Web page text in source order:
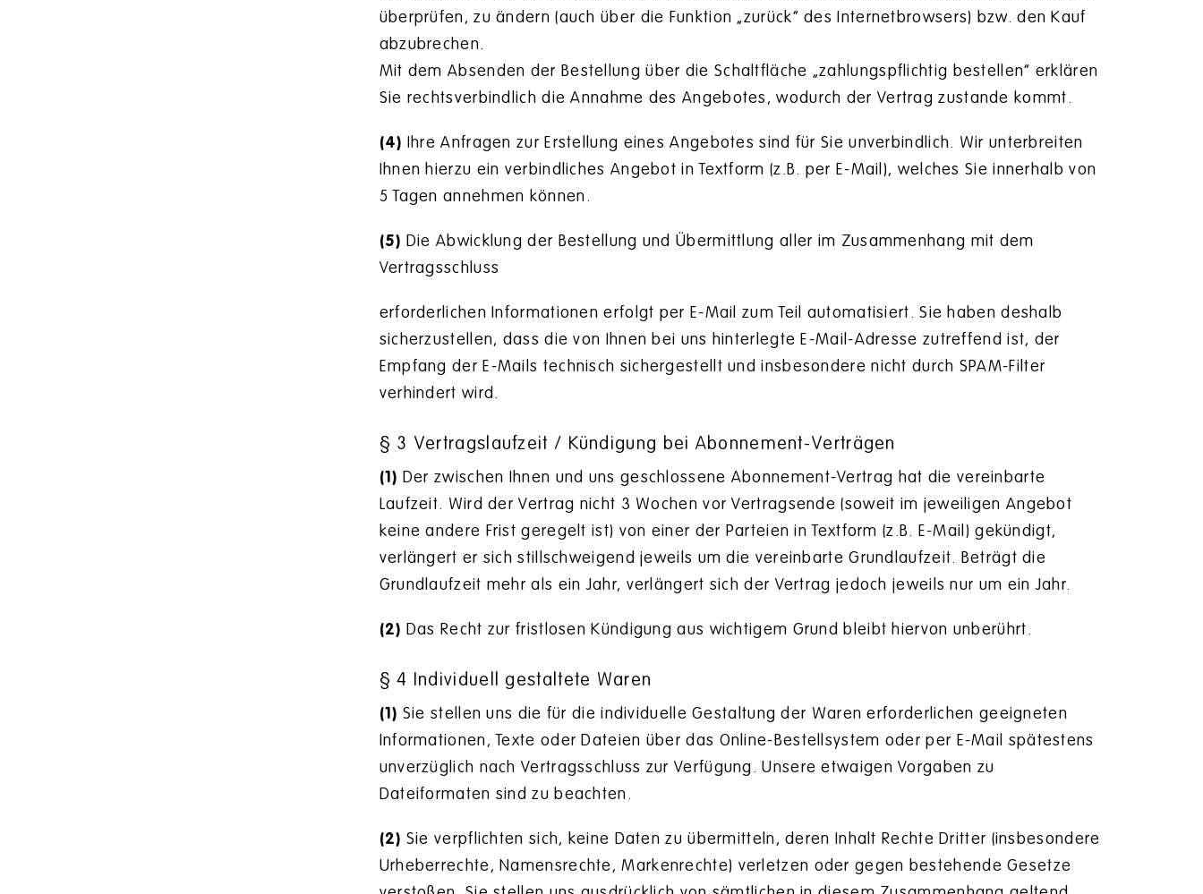
überprüfen, zu ändern (auch über die Funktion „zurück“ des Internetbrowsers) bzw. den Kauf
abzubrechen.
Mit dem Absenden der Bestellung über die Schaltfläche „zahlungspflichtig bestellen“ erklären
Sie rechtsverbindlich die Annahme des Angebotes, wodurch der Vertrag zustande kommt.
(4) Ihre Anfragen zur Erstellung eines Angebotes sind für Sie unverbindlich. Wir unterbreiten
Ihnen hierzu ein verbindliches Angebot in Textform (z.B. per E-Mail), welches Sie innerhalb von
5 Tagen annehmen können.
(5) Die Abwicklung der Bestellung und Übermittlung aller im Zusammenhang mit dem
Vertragsschluss
erforderlichen Informationen erfolgt per E-Mail zum Teil automatisiert. Sie haben deshalb
sicherzustellen, dass die von Ihnen bei uns hinterlegte E-Mail-Adresse zutreffend ist, der
Empfang der E-Mails technisch sichergestellt und insbesondere nicht durch SPAM-Filter
verhindert wird.
§ 3 Vertragslaufzeit / Kündigung bei Abonnement-Verträgen
(1) Der zwischen Ihnen und uns geschlossene Abonnement-Vertrag hat die vereinbarte
Laufzeit. Wird der Vertrag nicht 3 Wochen vor Vertragsende (soweit im jeweiligen Angebot
keine andere Frist geregelt ist) von einer der Parteien in Textform (z.B. E-Mail) gekündigt,
verlängert er sich stillschweigend jeweils um die vereinbarte Grundlaufzeit. Beträgt die
Grundlaufzeit mehr als ein Jahr, verlängert sich der Vertrag jedoch jeweils nur um ein Jahr.
(2) Das Recht zur fristlosen Kündigung aus wichtigem Grund bleibt hiervon unberührt.
§ 4 Individuell gestaltete Waren
(1) Sie stellen uns die für die individuelle Gestaltung der Waren erforderlichen geeigneten
Informationen, Texte oder Dateien über das Online-Bestellsystem oder per E-Mail spätestens
unverzüglich nach Vertragsschluss zur Verfügung. Unsere etwaigen Vorgaben zu
Dateiformaten sind zu beachten.
(2) Sie verpflichten sich, keine Daten zu übermitteln, deren Inhalt Rechte Dritter (insbesondere
Urheberrechte, Namensrechte, Markenrechte) verletzen oder gegen bestehende Gesetze